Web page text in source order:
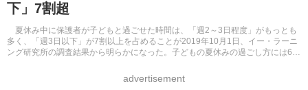
自由研究教材（小学生向け）
下」7割超
夏休み中に保護者が子どもと過ごせた時間は、「週2～3日程度」がもっとも
多く、「週3日以下」が7割以上を占めることが2019年10月1日、イー・ラーニ
ング研究所の調査結果から明らかになった。子どもの夏休みの過ごし方には6割
advertisement